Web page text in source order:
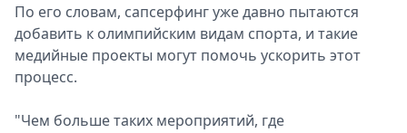
По его словам, сапсерфинг уже давно пытаются
добавить к олимпийским видам спорта, и такие
медийные проекты могут помочь ускорить этот
процесс.
"Чем больше таких мероприятий, где